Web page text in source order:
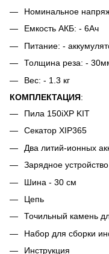
Номинальное
Емкость АКБ: - 6Ач
Питание: -
Толщина реза: -
Вес: - 1.3 кг
КОМПЛЕКТАЦИЯ:
Пила 150iXP KIT
Секатор XIP365
Два литий-ионных
Зарядное устройство
Шина - 30 см
Цепь
Точильный камень
Набор для сборки
Инструкция